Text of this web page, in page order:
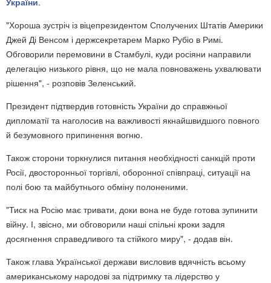
"Хороша зустріч із віцепрезидентом Сполучених Штатів Америки
Джей Ді Венсом і держсекретарем Марко Рубіо в Римі.
Обговорили перемовини в Стамбулі, куди росіяни направили
делегацію низького рівня, що не мала повноважень ухвалювати
рішення", - розповів Зеленський.
Президент підтвердив готовність України до справжньої
дипломатії та наголосив на важливості якнайшвидшого повного
й безумовного припинення вогню.
Також сторони торкнулися питання необхідності санкцій проти
Росії, двосторонньої торгівлі, оборонної співпраці, ситуації на
полі бою та майбутнього обміну полоненими.
"Тиск на Росію має тривати, доки вона не буде готова зупинити
війну. І, звісно, ми обговорили наші спільні кроки задля
досягнення справедливого та стійкого миру", - додав він.
Також глава Української держави висловив вдячність всьому
американському народові за підтримку та лідерство у